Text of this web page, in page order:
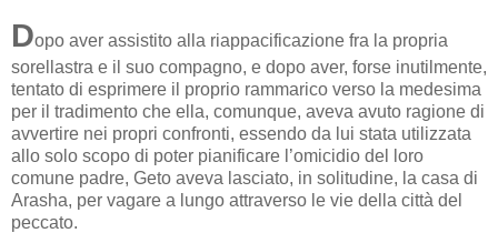
Dopo aver assistito alla riappacificazione fra la propria
sorellastra e il suo compagno, e dopo aver, forse inutilmente,
tentato di esprimere il proprio rammarico verso la medesima
per il tradimento che ella, comunque, aveva avuto ragione di
avvertire nei propri confronti, essendo da lui stata utilizzata
allo solo scopo di poter pianificare l’omicidio del loro
comune padre, Geto aveva lasciato, in solitudine, la casa di
Arasha, per vagare a lungo attraverso le vie della città del
peccato.